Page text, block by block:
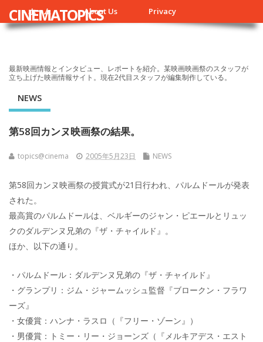
ホーム About Us Privacy
CINEMATOPICS
最新映画情報とインタビュー、レポートを紹介。某映画映画祭のスタッフが
立ち上げた映画情報サイト。現在2代目スタッフが編集制作している。
NEWS
第58回カンヌ映画祭の結果。
topics@cinema 2005年5月23日 NEWS
第58回カンヌ映画祭の授賞式が21日行われ、パルムドールが発表
された。
最高賞のパルムドールは、ベルギーのジャン・ピエールとリュッ
クのダルデンヌ兄弟の『ザ・チャイルド』。
ほか、以下の通り。
・パルムドール：ダルデンヌ兄弟の『ザ・チャイルド』
・グランプリ：ジム・ジャームッシュ監督『ブロークン・フラワ
ーズ』
・女優賞：ハンナ・ラスロ（『フリー・ゾーン』）
・男優賞：トミー・リー・ジョーンズ（『メルキアデス・エスト